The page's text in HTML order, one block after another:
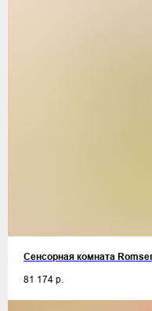
Сенсорная комната
81 174 р.